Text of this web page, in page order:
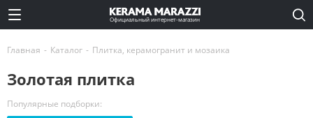
Официальный интернет-магазин
Главная - Каталог - Плитка, керамогранит и мозаика
Золотая плитка
Популярные подборки: